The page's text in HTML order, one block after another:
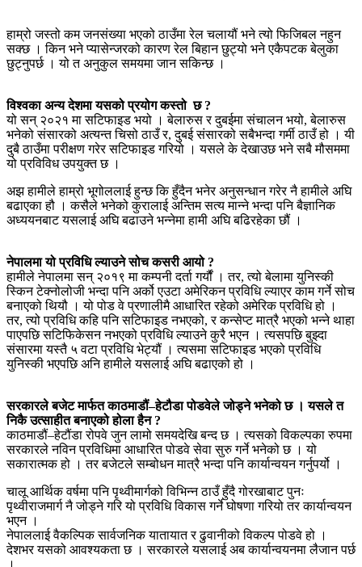
हाम्रो जस्तो कम जनसंख्या भएको ठाउँमा रेल चलायौं भने त्यो फिजिबल नहुन
सक्छ । किन भने प्यासेन्जरको कारण रेल बिहान छुट्यो भने एकैपटक बेलुका
छुट्नुपर्छ । यो त अनुकुल समयमा जान सकिन्छ ।
विश्वका अन्य देशमा यसको प्रयोग कस्तो छ ?
यो सन् २०२१ मा सटिफाइड भयो । बेलारुस र दुबईमा संचालन भयो, बेलारुस
भनेको संसारको अत्यन्त चिसो ठाउँ र, दुबई संसारको सबैभन्दा गर्मी ठाउँ हो । यी
दुबै ठाउँमा परीक्षण गरेर सटिफाइड गरियो । यसले के देखाउछ भने सबै मौसममा
यो प्रविविध उपयुक्त छ ।
अझ हामीले हाम्रो भूगोललाई हुन्छ कि हुँदैन भनेर अनुसन्धान गरेर नै हामीले अघि
बढाएका हौ । कसैले भनेको कुरालाई अन्तिम सत्य मान्ने भन्दा पनि बैज्ञानिक
अध्ययनबाट यसलाई अघि बढाउने भन्नेमा हामी अघि बढिरहेका छौं ।
नेपालमा यो प्रविधि ल्याउने सोच कसरी आयो ?
हामीले नेपालमा सन् २०१९ मा कम्पनी दर्ता गर्यौं । तर, त्यो बेलामा युनिस्की
स्किन टेक्नोलोजी भन्दा पनि अर्को एउटा अमेरिकन प्रविधि ल्याएर काम गर्ने सोच
बनाएको थियौ । यो पोड वे प्रणालीमै आधारित रहेको अमेरिक प्रविधि हो ।
तर, त्यो प्रविधि कहि पनि सटिफाइड नभएको, र कन्सेप्ट मात्रै भएको भन्ने थाहा
पाएपछि सटिफिकेसन नभएको प्रविधि ल्याउने कुरै भएन । त्यसपछि बुझ्दा
संसारमा यस्तै ५ वटा प्रविधि भेट्यौं । त्यसमा सटिफाइड भएको प्रविधि
युनिस्की भएपछि अनि हामीले यसलाई अघि बढाएको हो ।
सरकारले बजेट मार्फत काठमाडौं–हेटौडा पोडवेले जोड्ने भनेको छ । यसले त
निकै उत्साहीत बनाएको होला हैन ?
काठमाडौं–हेटौंडा रोपवे जुन लामो समयदेखि बन्द छ । त्यसको विकल्पका रुपमा
सरकारले नविन प्रविधिमा आधारित पोडवे सेवा सुरु गर्ने भनेको छ । यो
सकारात्मक हो । तर बजेटले सम्बोधन मात्रै भन्दा पनि कार्यान्वयन गर्नुपर्यो ।
चालू आर्थिक वर्षमा पनि पृथ्वीमार्गको विभिन्न ठाउँ हुँदै गोरखाबाट पुनः
पृथ्वीराजमार्ग नै जोड्ने गरि यो प्रविधि विकास गर्ने घोषणा गरियो तर कार्यान्वयन
भएन ।
नेपाललाई वैकल्पिक सार्वजनिक यातायात र ढुवानीको विकल्प पोडवे हो ।
देशभर यसको आवश्यकता छ । सरकारले यसलाई अब कार्यान्वयनमा लैजान पर्छ
।